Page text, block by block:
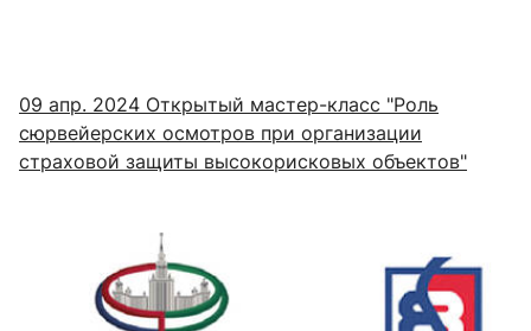
09 апр. 2024 Открытый мастер-класс "Роль
сюрвейерских осмотров при организации
страховой защиты высокорисковых объектов"